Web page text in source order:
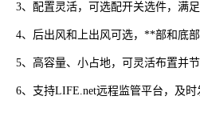
3、配置灵活，可选配开关选件，满足
4、后出风和上出风可选，**部和底
5、高容量、小占地，可灵活布置并节
6、支持LIFE.net远程监管平台，及